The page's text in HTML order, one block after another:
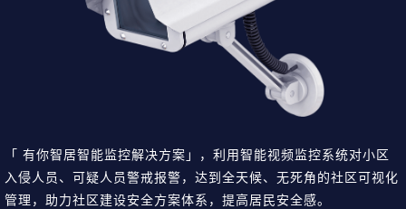
「 有你智居智能监控解决方案」，利用智能视频监控系统对小区
入侵人员、可疑人员警戒报警，达到全天候、无死角的社区可视化
管理，助力社区建设安全方案体系，提高居民安全感。